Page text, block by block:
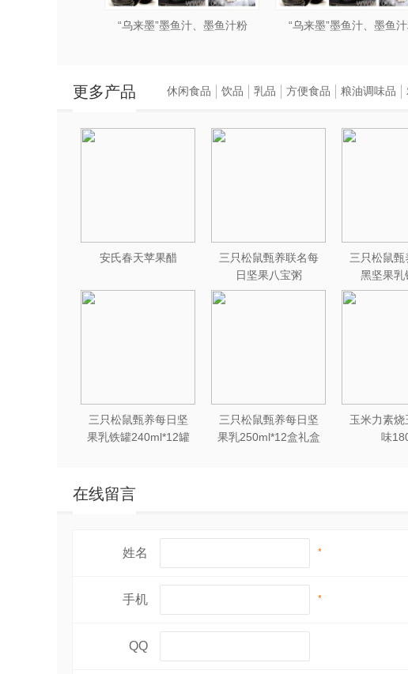
“乌来墨”墨鱼汁、墨鱼汁粉 “乌来墨”墨鱼汁、墨鱼
更多产品
安氏春天苹果醋
三只松鼠甄养联名每
日坚果八宝粥
330g*12罐礼盒装
三只松鼠甄
黑坚果乳
240ml*20
三只松鼠甄养每日坚
果乳铁罐240ml*12罐
三只松鼠甄养每日坚
果乳250ml*12盒礼盒
玉米力素烧
味
休闲食品 饮品 乳品 方便食品 粮油调味品
在线留言
姓名 *
手机 *
QQ